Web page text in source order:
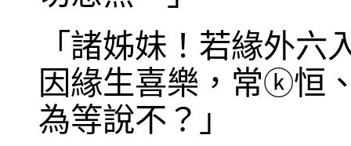
「諸姊妹！若緣外六
因緣生喜樂，常ⓚ恒
為等說不？」